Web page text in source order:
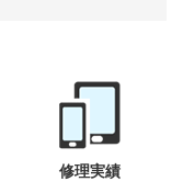
修理実績